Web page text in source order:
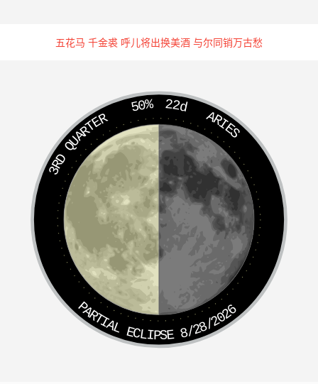
五花马 千金裘 呼儿将出换美酒 与尔同销万古愁
50% 22d
ARIES
3RD QUARTER
PARTIAL ECLIPSE 8/28/2026